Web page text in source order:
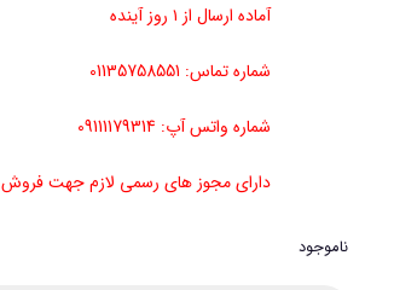
آماده ارسال از ۱ روز آینده
شماره تماس: 01135758551
شماره واتس آپ: 09111179314
دارای مجوز های رسمی لازم جهت فروش
ناموجود